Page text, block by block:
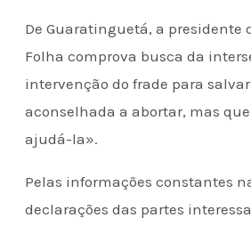
De Guaratinguetá, a
Folha comprova busca da
intervenção do frade para
aconselhada a abortar, mas
ajudá-la».
Pelas informações constantes
declarações das partes